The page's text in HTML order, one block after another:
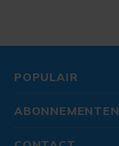
POPULAIR
ABONNEMENTEN